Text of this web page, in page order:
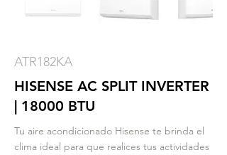
ATR182KA
HISENSE AC SPLIT INVERTER
| 18000 BTU
Tu aire acondicionado Hisense te brinda el
clima ideal para que realices tus actividades